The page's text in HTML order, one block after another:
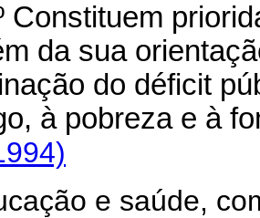
Constituem
da sua
do déficit
à pobreza e à
e saúde,